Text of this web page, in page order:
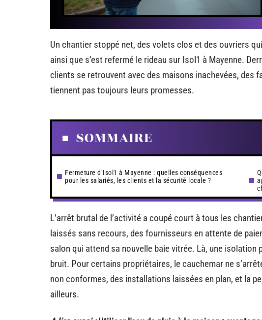
Un chantier stoppé net, des volets clos et des ouvriers
ainsi que s’est refermé le rideau sur Isol1 à Mayenne.
clients se retrouvent avec des maisons inachevées, des
tiennent pas toujours leurs promesses.
SOMMAIRE
Fermeture d’Isol1 à Mayenne : quelles conséquences
pour les salariés, les clients et la sécurité locale ?
L’arrêt brutal de l’activité a coupé court à tous les
laissés sans recours, des fournisseurs en attente de
salon qui attend sa nouvelle baie vitrée. Là, une isolation
bruit. Pour certains propriétaires, le cauchemar ne
non conformes, des installations laissées en plan, et la
ailleurs.